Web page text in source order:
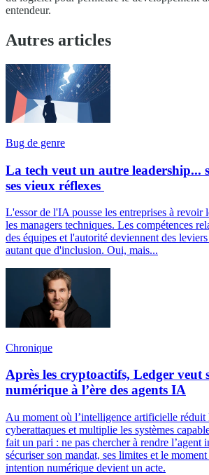
entendeur.
Autres articles
Bug de genre
La tech veut un autre leadership...
ses vieux réflexes
L'essor de l'IA pousse les entreprises à revoir
les managers techniques. Les compétences
des équipes et l'autorité deviennent des
autant que d'inclusion. Oui, mais...
Chronique
Après les cryptoactifs, Ledger veut
numérique à l’ère des agents IA
Au moment où l’intelligence artificielle réduit
cyberattaques et multiplie les systèmes
fait un pari : ne pas chercher à rendre l’agent
sécuriser son mandat, ses limites et le
intention numérique devient un acte.